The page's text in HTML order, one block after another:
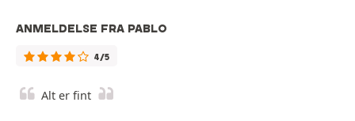
ANMELDELSE FRA PABLO
4/5
Alt er fint